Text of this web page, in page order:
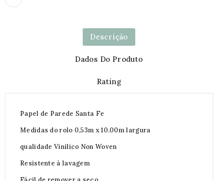
Descrição
Dados Do Produto
Rating
Papel de Parede Santa Fe
Medidas do rolo 0,53m x 10.00m largura
qualidade Vinilico Non Woven
Resistente à lavagem